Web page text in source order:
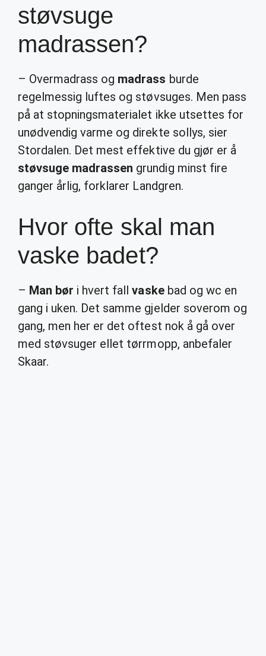
støvsuge
madrassen?
– Overmadrass og madrass burde
regelmessig luftes og støvsuges. Men pass
på at stopningsmaterialet ikke utsettes for
unødvendig varme og direkte sollys, sier
Stordalen. Det mest effektive du gjør er å
støvsuge madrassen grundig minst fire
ganger årlig, forklarer Landgren.
Hvor ofte skal man
vaske badet?
– Man bør i hvert fallvaskebad og wc en
gang i uken. Det samme gjelder soverom og
gang, men her er det oftest nok å gå over
med støvsuger ellet tørrmopp, anbefaler
Skaar.